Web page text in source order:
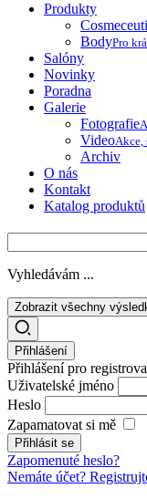
Produkty
BodyPro
Salóny
Novinky
Poradna
Galerie
Fotografie
VideoAkce,
Archiv
O nás
Kontakt
Katalog produktů
Vyhledávám ...
Zobrazit všechny
Přihlášení
Přihlášení pro
Uživatelské jméno
Heslo
Zapamatovat si mě
Zapomenuté heslo?
Nemáte účet?